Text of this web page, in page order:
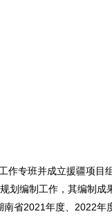
专班并成立援疆项目
划编制工作，其编制成
省2021年度、2022年